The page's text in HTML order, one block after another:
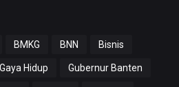
BMKG BNN Bisnis
Gaya Hidup Gubernur Banten